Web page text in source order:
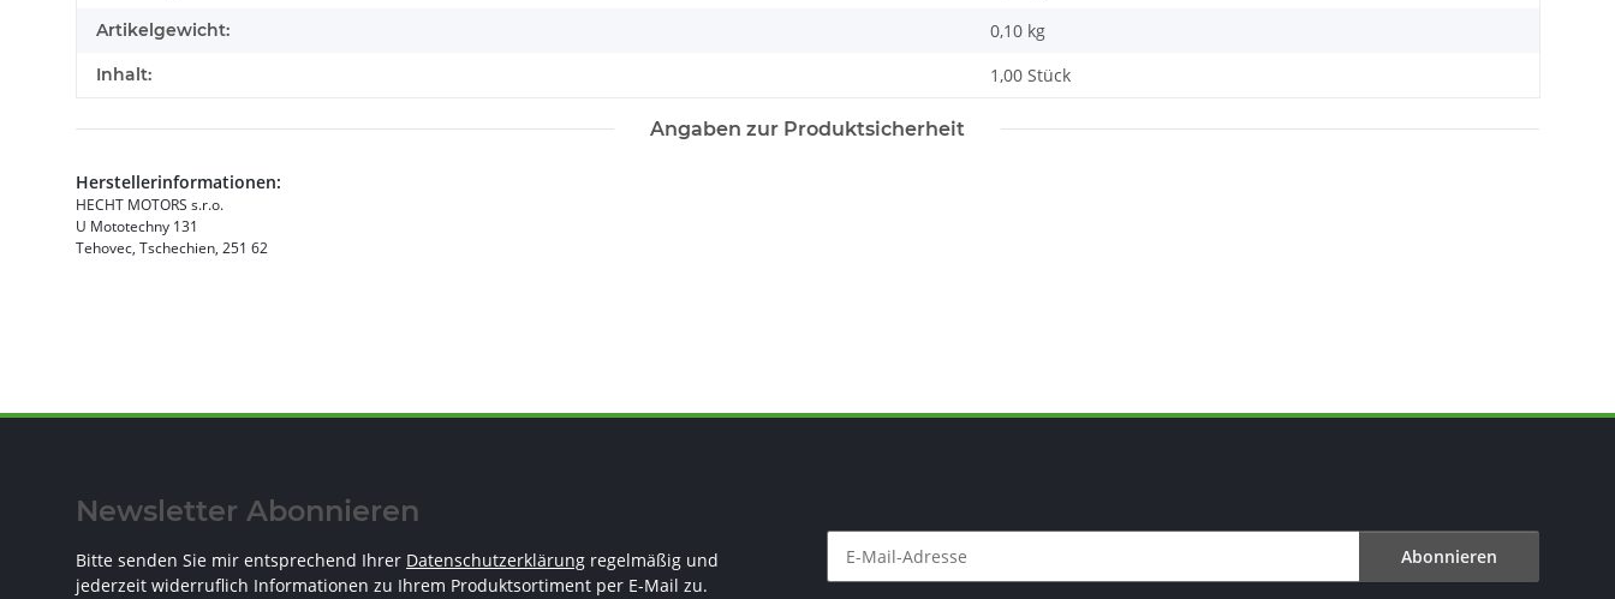
Artikelgewicht: 0,10 kg
Inhalt: 1,00 Stück
Angaben zur Produktsicherheit
Herstellerinformationen:
HECHT MOTORS s.r.o.
U Mototechny 131
Tehovec, Tschechien, 251 62
Newsletter Abonnieren
Bitte senden Sie mir entsprechend Ihrer Datenschutzerklärung regelmäßig und
jederzeit widerruflich Informationen zu Ihrem Produktsortiment per E-Mail zu.
Abonnieren